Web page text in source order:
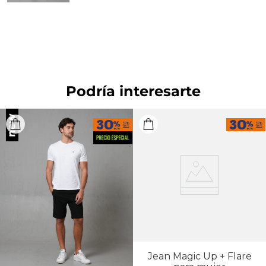
Podría interesarte
Jean Magic Up + Flare